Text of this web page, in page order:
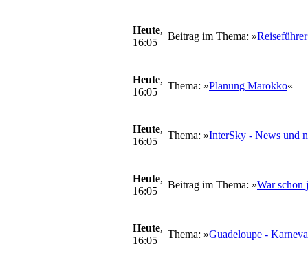
Heute,
16:05
Beitrag im Thema: »
Heute,
16:05
Thema: »Planung Marokko«
Heute,
16:05
Thema: »InterSky - News und
Heute,
16:05
Beitrag im Thema: »War schon
Heute,
16:05
Thema: »Guadeloupe -